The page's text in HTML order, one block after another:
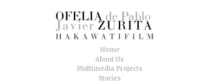
Home
About Us
Multimedia Projects
Stories